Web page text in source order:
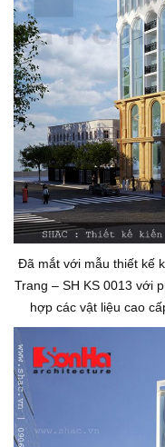
Đã mắt với mẫu thiết kế
Trang – SH KS 0013 với
hợp các vật liệu cao